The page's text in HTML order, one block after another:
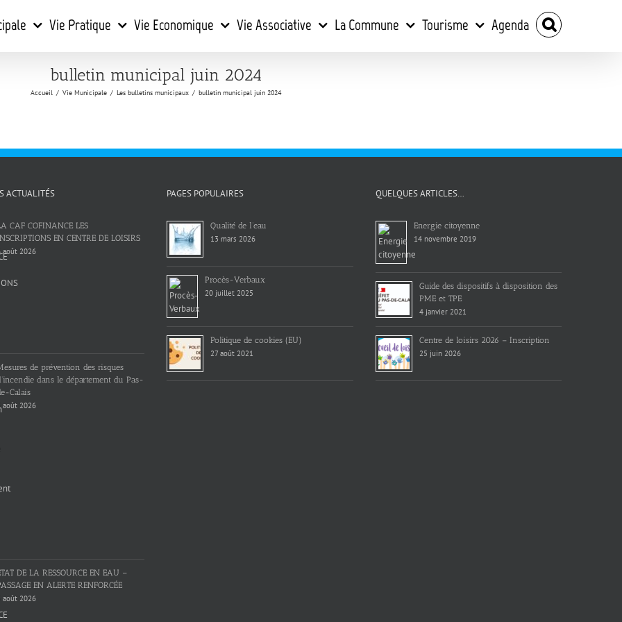
Vie Pratique Vie Economique Vie Associative La Commune Tourisme Agenda
bulletin municipal juin 2024
Accueil / Vie Municipale / Les bulletins municipaux / bulletin municipal juin 2024
ACTUALITÉS
CAF COFINANCE LES
EN CENTRE DE LOISIRS
août 2026
de prévention des risques
dans le département du Pas-
Calais
août 2026
DE LA RESSOURCE EN EAU –
EN ALERTE RENFORCÉE
août 2026
PAGES POPULAIRES
Qualité de l’eau
13 mars 2026
Procès-Verbaux
20 juillet 2025
Politique de cookies (EU)
27 août 2021
QUELQUES ARTICLES…
Energie citoyenne
14 novembre 2019
Guide des dispositifs à disposition des
PME et TPE
4 janvier 2021
Centre de loisirs 2026 – Inscription
25 juin 2026